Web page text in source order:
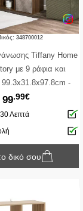
348700012
Tiffany Home
με 9 ράφια και
99.3x31.8x97.8cm -
κουτιά αποθήκευσης
Καφέ
99.99€
Λεπτά
δικό σου